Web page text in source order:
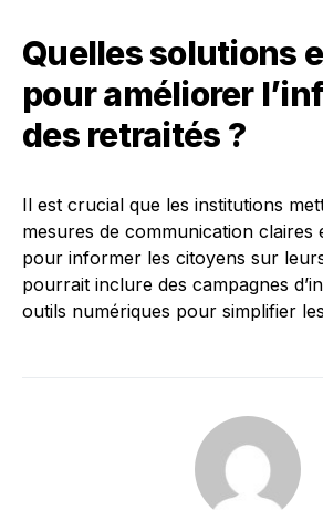
Quelles solutions
pour améliorer
des retraités ?
Il est crucial que les institutions
mesures de communication claires
pour informer les citoyens sur
pourrait inclure des campagnes
outils numériques pour simplifier